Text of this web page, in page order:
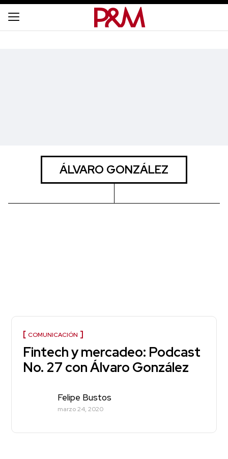
ÁLVARO GONZÁLEZ
COMUNICACIÓN
Fintech y mercadeo: Podcast
No. 27 con Álvaro González
Felipe Bustos
marzo 24, 2020